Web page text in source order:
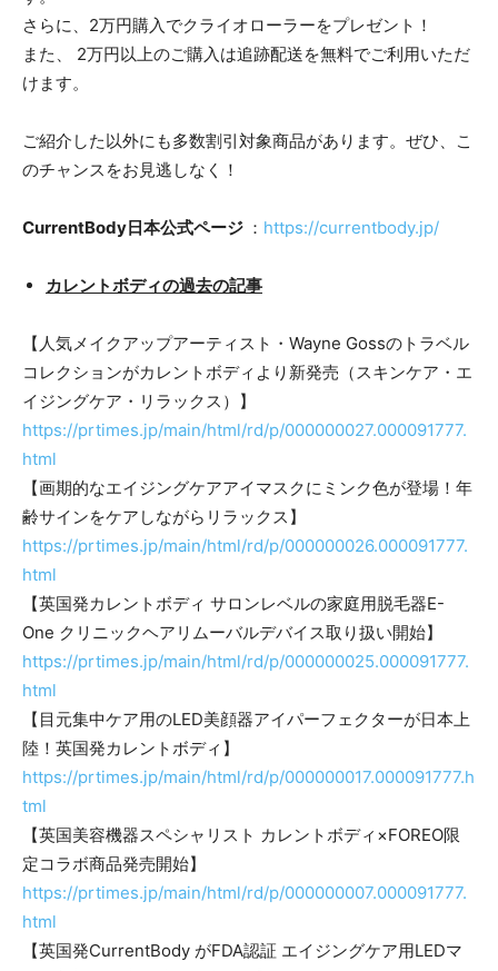
さらに、2万円購入でクライオローラーをプレゼント！
また、 2万円以上のご購入は追跡配送を無料でご利用いただ
けます。
ご紹介した以外にも多数割引対象商品があります。ぜひ、こ
のチャンスをお見逃しなく！
CurrentBody⽇本公式ページ ： https://currentbody.jp/
カレントボディの過去の記事
【人気メイクアップアーティスト・Wayne Gossのトラベル
コレクションがカレントボディより新発売（スキンケア・エ
イジングケア・リラックス）】
https://prtimes.jp/main/html/rd/p/000000027.000091777.
html
【画期的なエイジングケアアイマスクにミンク色が登場！年
齢サインをケアしながらリラックス】
https://prtimes.jp/main/html/rd/p/000000026.000091777.
html
【英国発カレントボディ サロンレベルの家庭用脱毛器E-
One クリニックヘアリムーバルデバイス取り扱い開始】
https://prtimes.jp/main/html/rd/p/000000025.000091777.
html
【目元集中ケア用のLED美顔器アイパーフェクターが日本上
陸！英国発カレントボディ】
https://prtimes.jp/main/html/rd/p/000000017.000091777.h
tml
【英国美容機器スペシャリスト カレントボディ×FOREO限
定コラボ商品発売開始】
https://prtimes.jp/main/html/rd/p/000000007.000091777.
html
【英国発CurrentBody がFDA認証 エイジングケア用LEDマ